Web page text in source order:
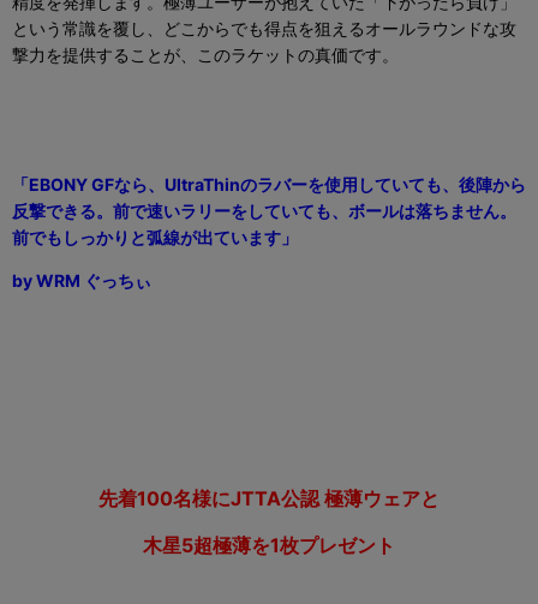
という常識を覆し、どこからでも得点を狙えるオールラウンドな攻
撃力を提供することが、このラケットの真価です。
「EBONY GFなら、 UltraThinのラバーを使用していても、後陣から
反撃できる。前で速いラリーをしていても、ボールは落ちません。
前でもしっかりと弧線が出ています」
by WRM ぐっちぃ
先着100名様にJTTA公認 極薄ウェアと
木星5超極薄を1枚プレゼント